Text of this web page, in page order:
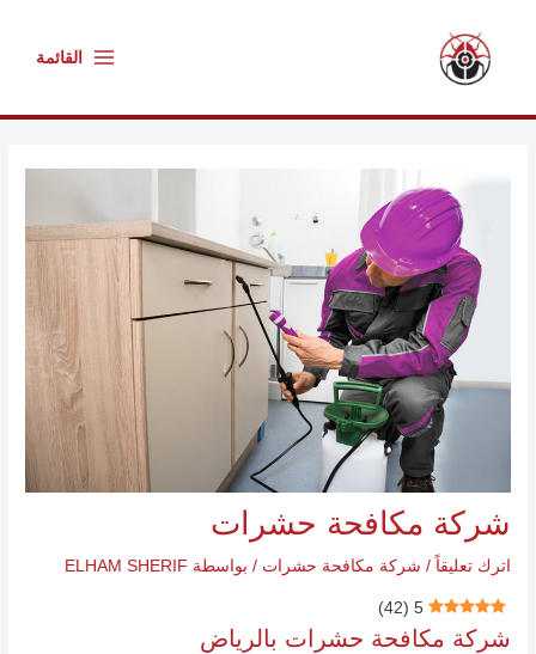
المحتوى
Menu
القائمة
شركة مكافحة حشرات
اترك تعليقاً / شركة مكافحة حشرات / بواسطة ELHAM SHERIF
5
(
42
)
شركة مكافحة حشرات بالریاض